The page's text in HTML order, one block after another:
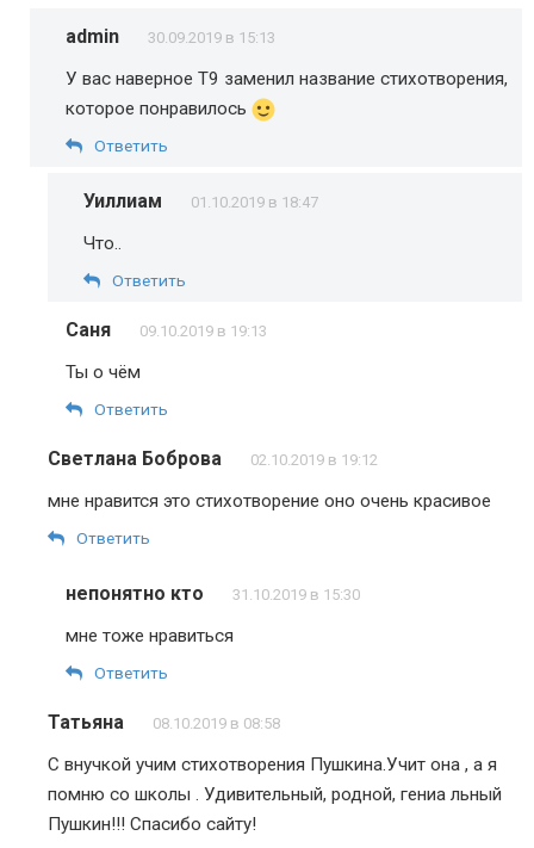
admin 30.09.2019 в 15:13
У вас наверное Т9 заменил название стихотворения,
которое понравилось
Ответить
Уиллиам 01.10.2019 в 18:47
Что..
Ответить
Саня 09.10.2019 в 19:13
Ты о чём
Ответить
Светлана Боброва 02.10.2019 в 19:12
мне нравится это стихотворение оно очень красивое
Ответить
непонятно кто 31.10.2019 в 15:30
мне тоже нравиться
Ответить
Татьяна 08.10.2019 в 08:58
С внучкой учим стихотворения Пушкина.Учит она , а я
помню со школы . Удивительный, родной, гениа льный
Пушкин!!! Спасибо сайту!